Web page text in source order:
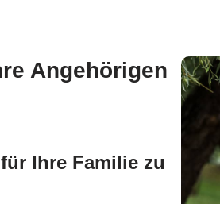
Angehörigen
Ihre Familie zu